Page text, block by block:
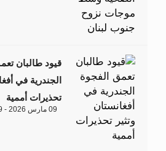
قيود طالبان
الجندرية في
تحذيرات أممية
09 مارس 2026 - 14:09